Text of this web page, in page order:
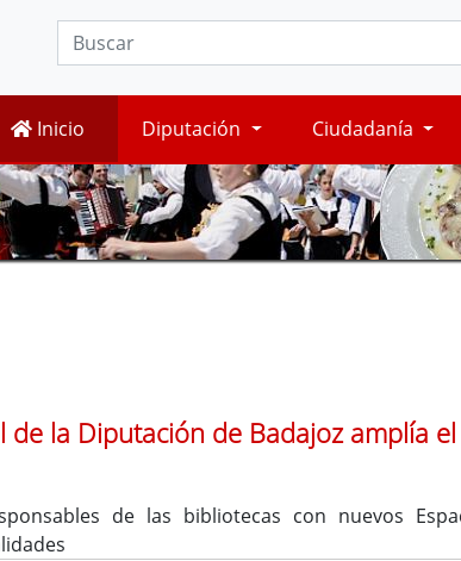
Inicio Diputación Ciudadanía
de la Diputación de Badajoz amplía
de las bibliotecas con nuevos